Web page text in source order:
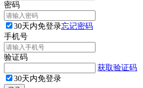
密码
30天内免登录忘记密码
手机号
验证码
获取验证码
30天内免登录